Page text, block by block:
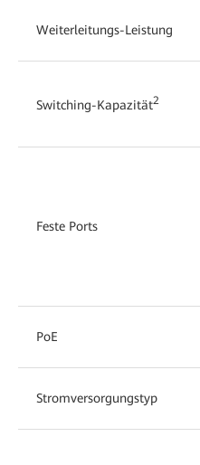
Weiterleitungs-Leistung
Switching-Kapazität2
Feste Ports
PoE
Stromversorgungstyp